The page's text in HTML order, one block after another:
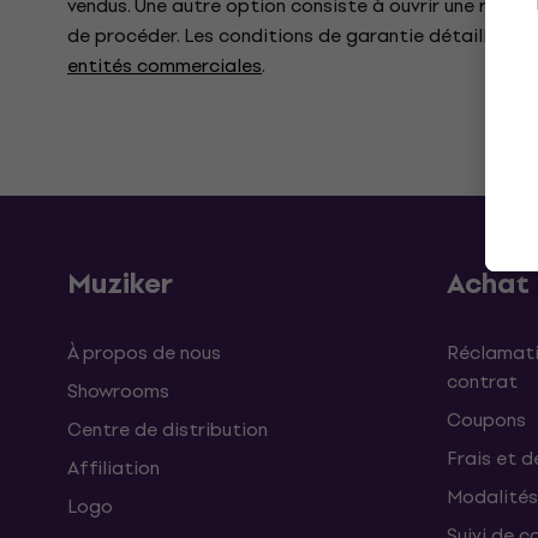
de procéder. Les conditions de garantie détaillées
entités commerciales.
Muziker
À propos de nous
Showrooms
Centre de distribution
Affiliation
Logo
Achat
contrat
Coupons
Frais et